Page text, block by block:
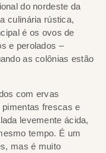
do nordeste da
culinária rústica,
é os ovos de
e perolados –
as colônias estão
com ervas
frescas e
levemente ácida,
tempo. É um
mas é muito